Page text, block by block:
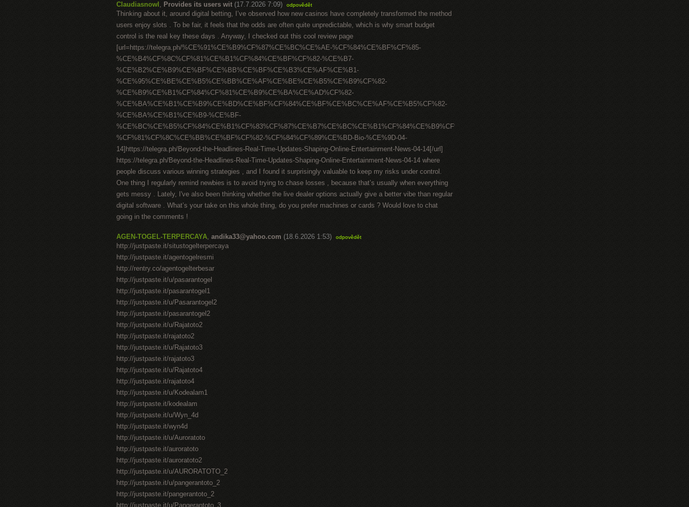
Claudiasnowl , Provides its users wit (17.7.2026 7:09) odpovědět
Thinking about it, around digital betting, I’ve observed how new casinos have completely transformed the method
users enjoy slots . To be fair, it feels that the odds are often quite unpredictable, which is why smart budget
control is the real key these days . Anyway, I checked out this cool review page
[url=https://telegra.ph/%CE%91%CE%B9%CF%87%CE%BC%CE%AE-%CF%84%CE%BF%CF%85-
%CE%B4%CF%8C%CF%81%CE%B1%CF%84%CE%BF%CF%82-%CE%B7-
%CE%B2%CE%B9%CE%BF%CE%BB%CE%BF%CE%B3%CE%AF%CE%B1-
%CE%95%CE%BE%CE%B5%CE%BB%CE%AF%CE%BE%CE%B5%CE%B9%CF%82-
%CE%B9%CE%B1%CF%84%CF%81%CE%B9%CE%BA%CE%AD%CF%82-
%CE%BA%CE%B1%CE%B9%CE%BD%CE%BF%CF%84%CE%BF%CE%BC%CE%AF%CE%B5%CF%82-
%CE%BA%CE%B1%CE%B9-%CE%BF-
%CE%BC%CE%B5%CF%84%CE%B1%CF%83%CF%87%CE%B7%CE%BC%CE%B1%CF%84%CE%B9%CF%83%CF%84%CE%B9%CE%BA%CF%8C%CF%82-
%CF%81%CF%8C%CE%BB%CE%BF%CF%82-%CF%84%CF%89%CE%BD-Bio-%CE%9D-04-
14]https://telegra.ph/Beyond-the-Headlines-Real-Time-Updates-Shaping-Online-Entertainment-News-04-14[/url]
https://telegra.ph/Beyond-the-Headlines-Real-Time-Updates-Shaping-Online-Entertainment-News-04-14 where
people discuss various winning strategies , and I found it surprisingly valuable to keep my risks under control.
One thing I regularly remind newbies is to avoid trying to chase losses , because that’s usually when everything
gets messy . Lately, I've also been thinking whether the live dealer options actually give a better vibe than regular
digital software . What’s your take on this whole thing, do you prefer machines or cards ? Would love to chat
going in the comments !
AGEN-TOGEL-TERPERCAYA, andika33@yahoo.com (18.6.2026 1:53) odpovědět
http://justpaste.it/situstogelterpercaya
http://justpaste.it/agentogelresmi
http://rentry.co/agentogelterbesar
http://justpaste.it/u/pasarantogel
http://justpaste.it/pasarantogel1
http://justpaste.it/u/Pasarantogel2
http://justpaste.it/pasarantogel2
http://justpaste.it/u/Rajatoto2
http://justpaste.it/rajatoto2
http://justpaste.it/u/Rajatoto3
http://justpaste.it/rajatoto3
http://justpaste.it/u/Rajatoto4
http://justpaste.it/rajatoto4
http://justpaste.it/u/Kodealam1
http://justpaste.it/kodealam
http://justpaste.it/u/Wyn_4d
http://justpaste.it/wyn4d
http://justpaste.it/u/Auroratoto
http://justpaste.it/auroratoto
http://justpaste.it/auroratoto2
http://justpaste.it/u/AURORATOTO_2
http://justpaste.it/u/pangerantoto_2
http://justpaste.it/pangerantoto_2
http://justpaste.it/u/Pangerantoto_3